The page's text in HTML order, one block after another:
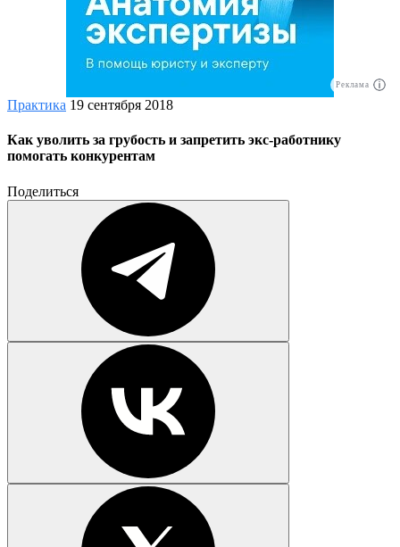
Реклама
Практика 19 сентября 2018
Как уволить за грубость и запретить экс-работнику
помогать конкурентам
Поделиться